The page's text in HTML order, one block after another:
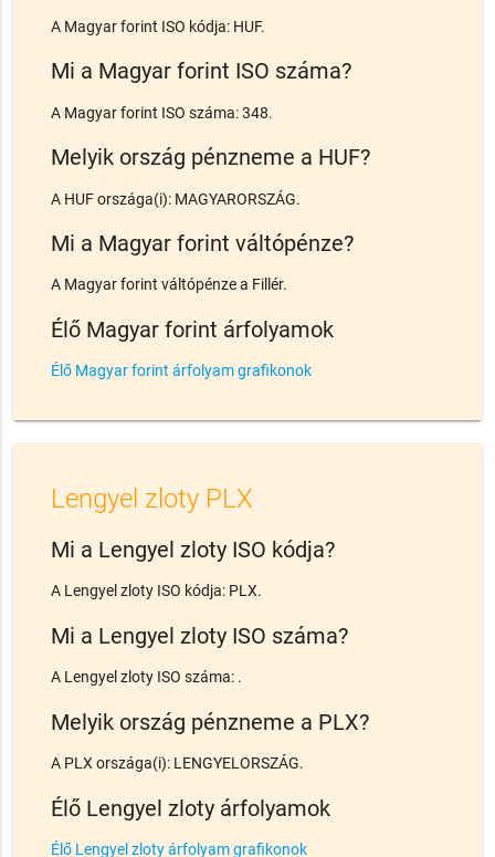
A Magyar forint ISO kódja: HUF.
Mi a Magyar forint ISO száma?
A Magyar forint ISO száma: 348.
Melyik ország pénzneme a HUF?
A HUF országa(i): MAGYARORSZÁG.
Mi a Magyar forint váltópénze?
A Magyar forint váltópénze a Fillér.
Élő Magyar forint árfolyamok
Élő Magyar forint árfolyam grafikonok
Lengyel zloty PLX
Mi a Lengyel zloty ISO kódja?
A Lengyel zloty ISO kódja: PLX.
Mi a Lengyel zloty ISO száma?
A Lengyel zloty ISO száma: .
Melyik ország pénzneme a PLX?
A PLX országa(i): LENGYELORSZÁG.
Élő Lengyel zloty árfolyamok
Élő Lengyel zloty árfolyam grafikonok